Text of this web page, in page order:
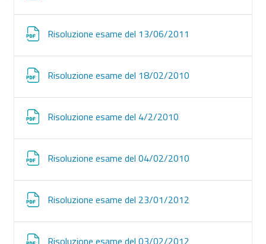
Risoluzione esame del 13/06/2011
Risoluzione esame del 18/02/2010
Risoluzione esame del 4/2/2010
Risoluzione esame del 04/02/2010
Risoluzione esame del 23/01/2012
Risoluzione esame del 03/02/2012